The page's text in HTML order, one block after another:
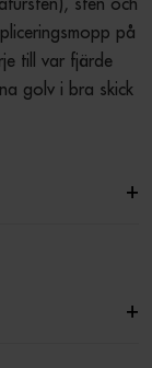
på
till var fjärde
golv i bra skick
+
+